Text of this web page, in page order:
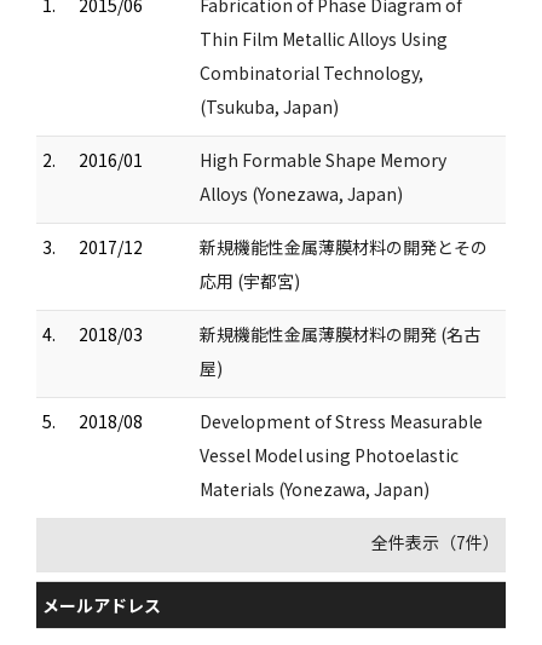
1.
2015/06
Fabrication of Phase Diagram of
Thin Film Metallic Alloys Using
Combinatorial Technology,
(Tsukuba, Japan)
2. 2016/01
High Formable Shape Memory
Alloys (Yonezawa, Japan)
3. 2017/12
新規機能性金属薄膜材料の開発とその
応用 (宇都宮)
4. 2018/03
新規機能性金属薄膜材料の開発 (名古
屋)
5. 2018/08
Development of Stress Measurable
Vessel Model using Photoelastic
Materials (Yonezawa, Japan)
全件表示（7件）
メールアドレス